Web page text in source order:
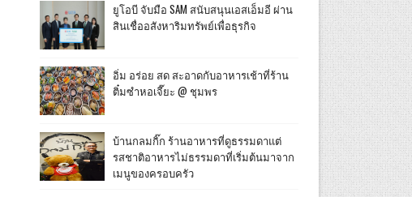
ยูโอบี จับมือ SAM สนับสนุนเอสเอ็มอี ผ่าน
สินเชื่ออสังหาริมทรัพย์เพื่อธุรกิจ
อิ่ม อร่อย สด สะอาดกับอาหารเช้าที่ร้าน
ติ๋มซำหอเจี๊ยะ @ ชุมพร
บ้านกลมกิ๊ก ร้านอาหารที่ดูธรรมดาแต่
รสชาติอาหารไม่ธรรมดาที่เริ่มต้นมาจาก
เมนูของครอบครัว